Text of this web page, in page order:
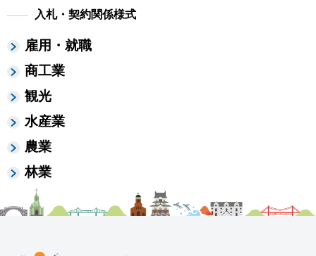
入札・契約関係様式
雇用・就職
商工業
観光
水産業
農業
林業